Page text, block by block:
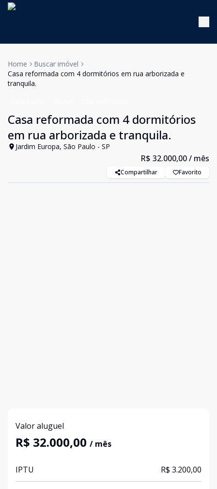
Home
Buscar imóvel
Casa reformada com 4 dormitórios em rua arborizada e
tranquila.
Casa reformada com 4 dormitórios
em rua arborizada e tranquila.
Jardim Europa, São Paulo - SP
R$ 32.000,00/ mês
Compartilhar Favorito
Valor aluguel
R$ 32.000,00 / mês
IPTU R$ 3.200,00